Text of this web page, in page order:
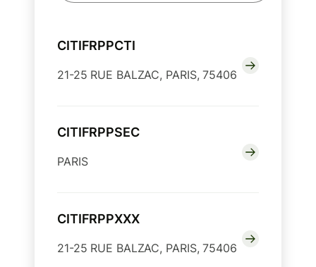
CITIFRPPCTI
21-25 RUE BALZAC, PARIS, 75406
CITIFRPPSEC
PARIS
CITIFRPPXXX
21-25 RUE BALZAC, PARIS, 75406